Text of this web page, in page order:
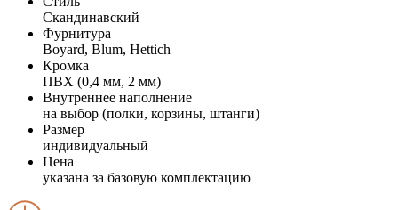
Скандинавский
Фурнитура
Boyard, Blum, Hettich
Кромка
ПВХ (0,4 мм, 2 мм)
Внутреннее наполнение
на выбор (полки, корзины, штанги)
Размер
индивидуальный
Цена
указана за базовую комплектацию